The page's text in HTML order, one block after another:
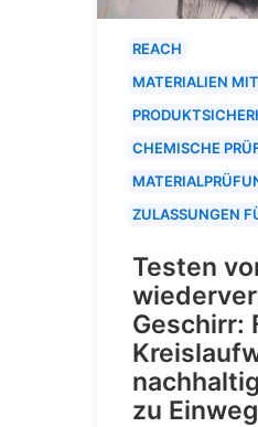
REACH
MATERIALIEN
CHEMISCHE
ZULASSUNGEN
Testen
Geschirr:
zu